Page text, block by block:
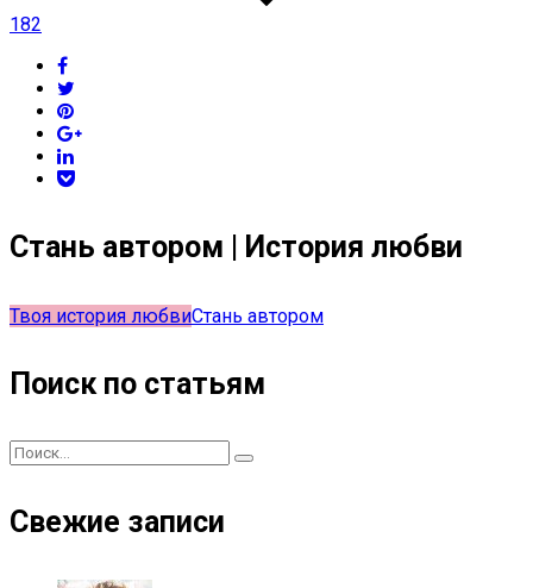
182
Стань автором | История любви
Твоя история любвиСтань автором
Поиск по статьям
Свежие записи